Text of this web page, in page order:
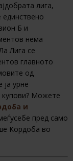
лига,
единствено
Б и
нема
Лига се
главното
од
ја урне
купови? Можете
и
пред само
Кордоба во